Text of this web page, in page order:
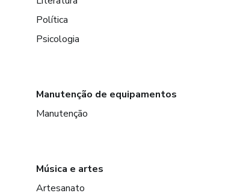
Política
Psicologia
Manutenção de equipamentos
Manutenção
Música e artes
Artesanato